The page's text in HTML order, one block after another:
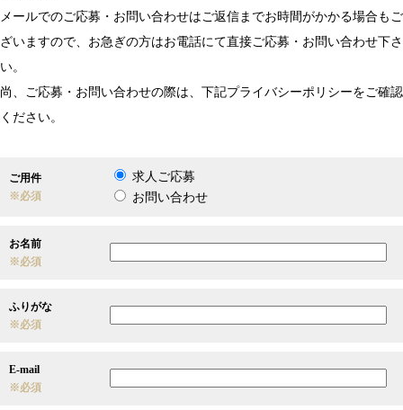
メールでのご応募・お問い合わせはご返信までお時間がかかる場合もご
ざいますので、お急ぎの方はお電話にて直接ご応募・お問い合わせ下さ
い。
尚、ご応募・お問い合わせの際は、下記プライバシーポリシーをご確認
ください。
ご用件
※必須
求人ご応募
お問い合わせ
お名前
※必須
ふりがな
※必須
E-mail
※必須